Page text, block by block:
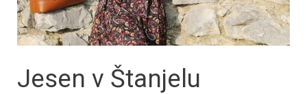
Jesen v Štanjelu